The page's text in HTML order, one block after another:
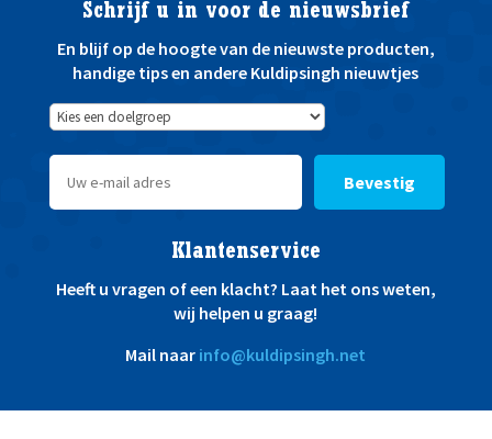
Schrijf u in voor de nieuwsbrief
En blijf op de hoogte van de nieuwste producten,
handige tips en andere Kuldipsingh nieuwtjes
Bevestig
Klantenservice
Heeft u vragen of een klacht? Laat het ons weten,
wij helpen u graag!
Mail naar info@kuldipsingh.net